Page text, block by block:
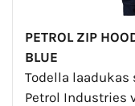
PETROL ZIP
BLUE
Todella
Petrol Industries